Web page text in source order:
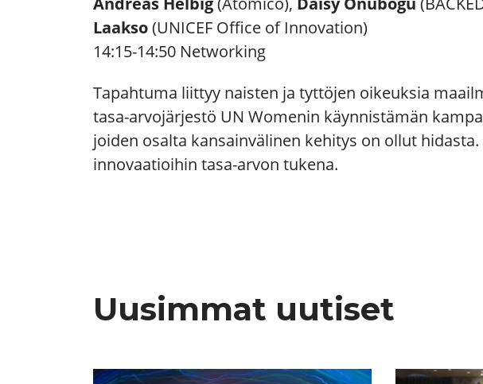
Laakso(UNICEF Office of Innovation)
14:15-14:50 Networking
Tapahtuma liittyy naisten ja tyttöjen oikeuksia
tasa-arvojärjestö UN Womenin käynnistämän
joiden osalta kansainvälinen kehitys on ollut
innovaatioihin tasa-arvon tukena.
Uusimmat uutiset